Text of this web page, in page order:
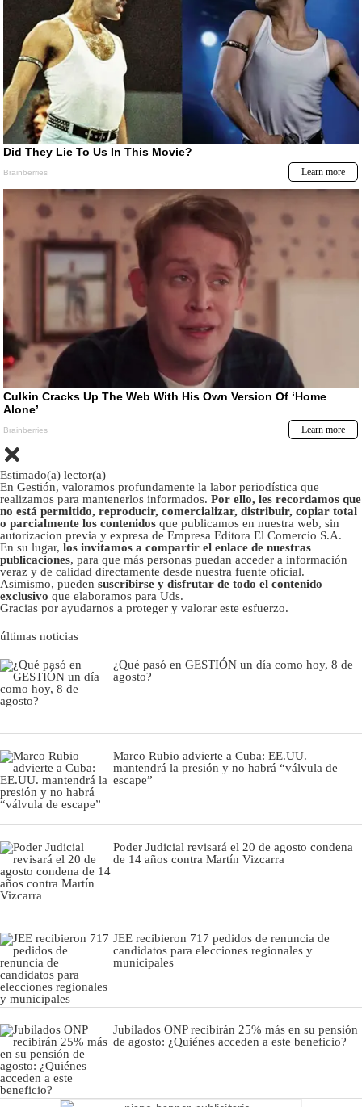
Estimado(a) lector(a)
En Gestión, valoramos profundamente la labor periodística que
realizamos para mantenerlos informados. Por ello, les recordamos que
no está permitido, reproducir, comercializar, distribuir, copiar total
o parcialmente los contenidos que publicamos en nuestra web, sin
autorizacion previa y expresa de Empresa Editora El Comercio S.A.
En su lugar, los invitamos a compartir el enlace de nuestras
publicaciones, para que más personas puedan acceder a información
veraz y de calidad directamente desde nuestra fuente oficial.
Asimismo, pueden suscribirse y disfrutar de todo el contenido
exclusivo que elaboramos para Uds.
Gracias por ayudarnos a proteger y valorar este esfuerzo.
últimas noticias
¿Qué pasó en GESTIÓN un día como hoy, 8 de
agosto?
Marco Rubio advierte a Cuba: EE.UU.
mantendrá la presión y no habrá “válvula de
escape”
Poder Judicial revisará el 20 de agosto condena
de 14 años contra Martín Vizcarra
JEE recibieron 717 pedidos de renuncia de
candidatos para elecciones regionales y
municipales
Jubilados ONP recibirán 25% más en su pensión
de agosto: ¿Quiénes acceden a este beneficio?